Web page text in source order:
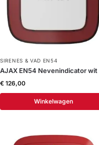
SIRENES & VAD EN54
AJAX EN54 Nevenindicator wit
€ 126,00
Winkelwagen